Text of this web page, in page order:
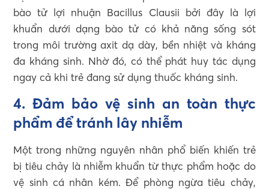
bào tử lợi nhuận Bacillus Clausii bởi đây là lợi
khuẩn dưới dạng bào tử có khả năng sống sót
trong môi trường axit dạ dày, bền nhiệt và kháng
đa kháng sinh. Nhờ đó, có thể phát huy tác dụng
ngay cả khi trẻ đang sử dụng thuốc kháng sinh.
4. Đảm bảo vệ sinh an toàn thực
phẩm để tránh lây nhiễm
Một trong những nguyên nhân phổ biến khiến trẻ
bị tiêu chảy là nhiễm khuẩn từ thực phẩm hoặc do
vệ sinh cá nhân kém. Để phòng ngừa tiêu chảy,